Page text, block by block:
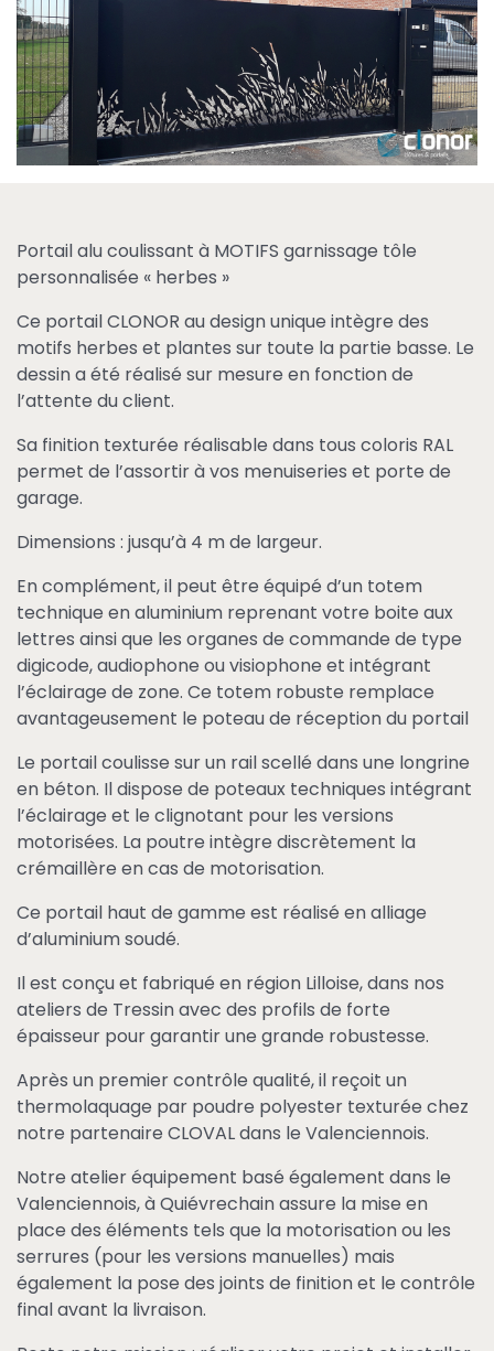
Portail alu coulissant à MOTIFS garnissage tôle
personnalisée « herbes »
Ce portail CLONOR au design unique intègre des
motifs herbes et plantes sur toute la partie basse. Le
dessin a été réalisé sur mesure en fonction de
l’attente du client.
Sa finition texturée réalisable dans tous coloris RAL
permet de l’assortir à vos menuiseries et porte de
garage.
Dimensions : jusqu’à 4 m de largeur.
En complément, il peut être équipé d’un totem
technique en aluminium reprenant votre boite aux
lettres ainsi que les organes de commande de type
digicode, audiophone ou visiophone et intégrant
l’éclairage de zone. Ce totem robuste remplace
avantageusement le poteau de réception du portail
Le portail coulisse sur un rail scellé dans une longrine
en béton. Il dispose de poteaux techniques intégrant
l’éclairage et le clignotant pour les versions
motorisées. La poutre intègre discrètement la
crémaillère en cas de motorisation.
Ce portail haut de gamme est réalisé en alliage
d’aluminium soudé.
Il est conçu et fabriqué en région Lilloise, dans nos
ateliers de Tressin avec des profils de forte
épaisseur pour garantir une grande robustesse.
Après un premier contrôle qualité, il reçoit un
thermolaquage par poudre polyester texturée chez
notre partenaire CLOVAL dans le Valenciennois.
Notre atelier équipement basé également dans le
Valenciennois, à Quiévrechain assure la mise en
place des éléments tels que la motorisation ou les
serrures (pour les versions manuelles) mais
également la pose des joints de finition et le contrôle
final avant la livraison.